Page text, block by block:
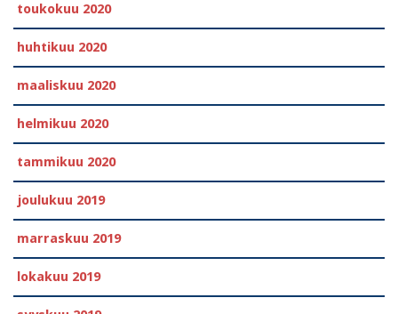
toukokuu 2020
huhtikuu 2020
maaliskuu 2020
helmikuu 2020
tammikuu 2020
joulukuu 2019
marraskuu 2019
lokakuu 2019